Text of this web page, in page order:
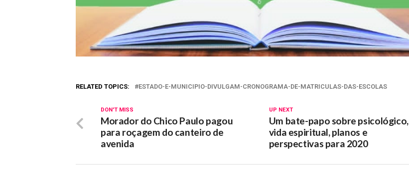
RELATED TOPICS: ESTADO-E-MUNICIPIO-DIVULGAM-CRONOGRAMA-DE-MATRICULAS-DAS-ESCOLAS
UP NEXT
Um bate-papo sobre psicológico,
vida espiritual, planos e
perspectivas para 2020
DON'T MISS
Morador do Chico Paulo pagou
para roçagem do canteiro de
avenida